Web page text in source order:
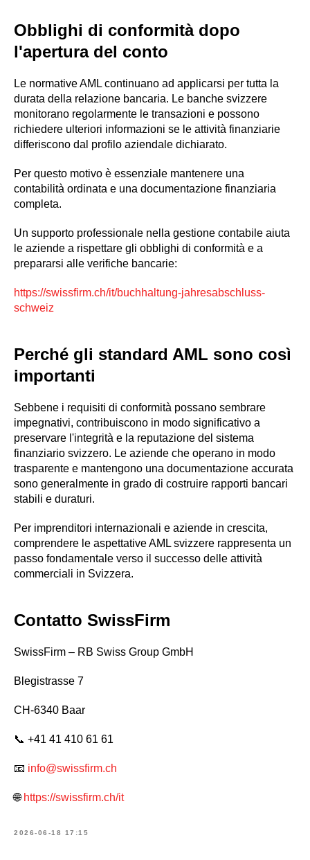
Obblighi di conformità dopo
l'apertura del conto
Le normative AML continuano ad applicarsi per tutta la
durata della relazione bancaria. Le banche svizzere
monitorano regolarmente le transazioni e possono
richiedere ulteriori informazioni se le attività finanziarie
differiscono dal profilo aziendale dichiarato.
Per questo motivo è essenziale mantenere una
contabilità ordinata e una documentazione finanziaria
completa.
Un supporto professionale nella gestione contabile aiuta
le aziende a rispettare gli obblighi di conformità e a
prepararsi alle verifiche bancarie:
https://swissfirm.ch/it/buchhaltung-jahresabschluss-
schweiz
Perché gli standard AML sono così
importanti
Sebbene i requisiti di conformità possano sembrare
impegnativi, contribuiscono in modo significativo a
preservare l'integrità e la reputazione del sistema
finanziario svizzero. Le aziende che operano in modo
trasparente e mantengono una documentazione accurata
sono generalmente in grado di costruire rapporti bancari
stabili e duraturi.
Per imprenditori internazionali e aziende in crescita,
comprendere le aspettative AML svizzere rappresenta un
passo fondamentale verso il successo delle attività
commerciali in Svizzera.
Contatto SwissFirm
SwissFirm – RB Swiss Group GmbH
Blegistrasse 7
CH-6340 Baar
📞 +41 41 410 61 61
📧 info@swissfirm.ch
🌐https://swissfirm.ch/it
2026-06-18 17:15